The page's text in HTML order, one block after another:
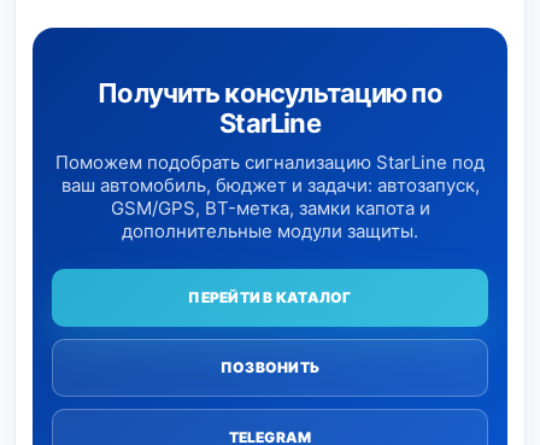
Получить консультацию по
StarLine
Поможем подобрать сигнализацию StarLine под
ваш автомобиль, бюджет и задачи: автозапуск,
GSM/GPS, BT-метка, замки капота и
дополнительные модули защиты.
ПЕРЕЙТИ В КАТАЛОГ
ПОЗВОНИТЬ
TELEGRAM